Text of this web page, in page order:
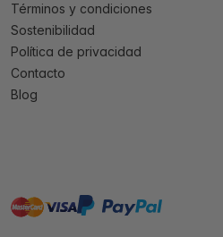
Términos y condiciones
Sostenibilidad
Política de privacidad
Contacto
Blog
mastervisa paypal